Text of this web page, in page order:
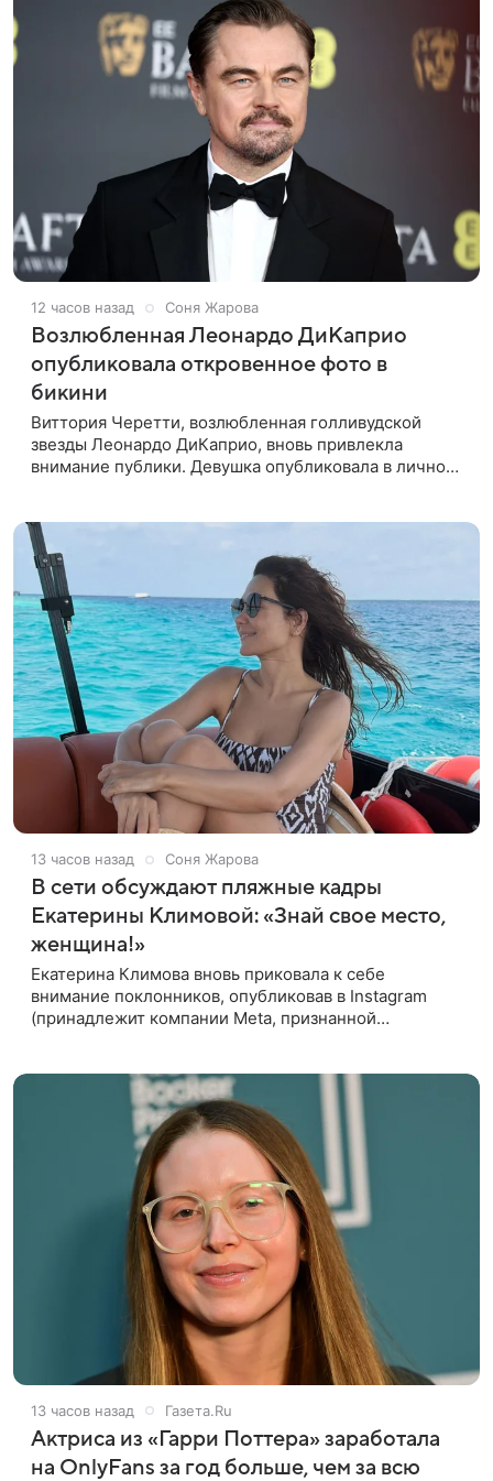
12 часов назад Соня Жарова
Возлюбленная Леонардо ДиКаприо
опубликовала откровенное фото в
бикини
Виттория Черетти, возлюбленная голливудской
звезды Леонардо ДиКаприо, вновь привлекла
внимание публики. Девушка опубликовала в личном
13 часов назад Соня Жарова
В сети обсуждают пляжные кадры
Екатерины Климовой: «Знай свое место,
женщина!»
Екатерина Климова вновь приковала к себе
внимание поклонников, опубликовав в Instagram
(принадлежит компании Meta, признанной
13 часов назад Газета.Ru
Актриса из «Гарри Поттера» заработала
на OnlyFans за год больше, чем за всю